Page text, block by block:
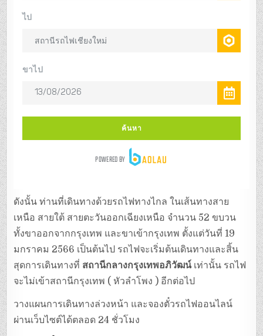
ดังนั้น ท่านที่เดินทางด้วยรถไฟทางไกล ในเส้นทางสาย
เหนือ สายใต้ สายตะวันออกเฉียงเหนือ จำนวน 52 ขบวน
ทั้งขาออกจากกรุงเทพ และขาเข้ากรุงเทพ ตั้งแต่วันที่ 19
มกราคม 2566 เป็นต้นไป รถไฟจะเริ่มต้นเดินทางและสิ้น
สุดการเดินทางที่ สถานีกลางกรุงเทพอภิวัฒน์เท่านั้น รถไฟ
จะไม่เข้าสถานีกรุงเทพ ( หัวลำโพง ) อีกต่อไป
วางแผนการเดินทางล่วงหน้า และจองตั๋วรถไฟออนไลน์
ผ่านเว็บไซต์ได้ตลอด 24 ชั่วโมง